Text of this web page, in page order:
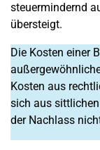
steuermindernd
übersteigt.
Die Kosten einer
Kosten aus
sich aus
der Nachlass